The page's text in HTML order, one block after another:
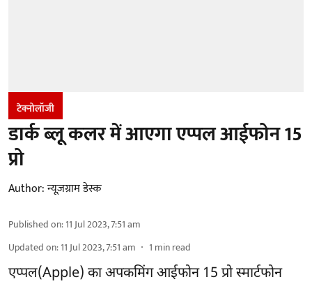
टेक्नोलॉजी
डार्क ब्लू कलर में आएगा एप्पल आईफोन 15
प्रो
Author:न्यूज़ग्राम डेस्क
Published on:11 Jul 2023, 7:51 am
Updated on:11 Jul 2023, 7:51 am 1 min read
एप्पल(Apple) का अपकमिंग आईफोन 15 प्रो स्मार्टफोन